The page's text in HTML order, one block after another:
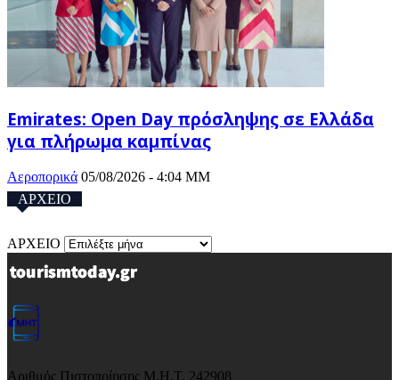
Emirates: Open Day πρόσληψης σε Ελλάδα
για πλήρωμα καμπίνας
Αεροπορικά 05/08/2026 - 4:04 ΜΜ
ΑΡΧΕΙΟ
ΑΡΧΕΙΟ
Αριθμός Πιστοποίησης Μ.Η.Τ. 242908